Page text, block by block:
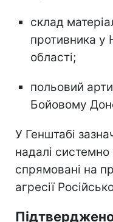
склад
противника у
області;
польовий
Бойовому
У Генштабі
надалі
спрямовані на
агресії